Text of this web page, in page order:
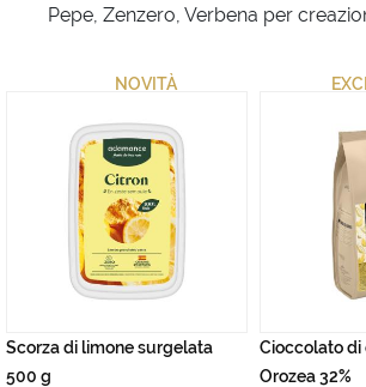
Pepe, Zenzero, Verbena per
NOVITÀ
Scorza di limone surgelata
500 g
Cioccolato di
Orozea 32%